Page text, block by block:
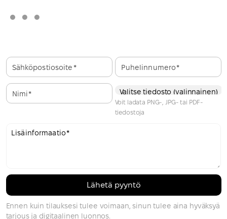
Sähköpostiosoite Puhelinnumero
Nimi Valitse tiedosto (valinnainen)
Voit ladata PNG-, JPG- tai PDF-
tiedostoja
Lisäinformaatio
Ennen kuin tilauksesi tulee voimaan, sinun tulee aina hyväksyä
tarjous ja digitaalinen luonnos.